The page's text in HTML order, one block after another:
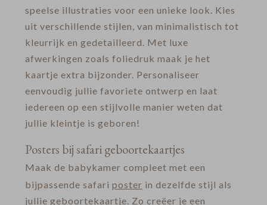
speelse illustraties voor een unieke look. Kies
uit verschillende stijlen, van minimalistisch tot
kleurrijk en gedetailleerd. Met luxe
afwerkingen zoals foliedruk maak je het
kaartje extra bijzonder. Personaliseer
eenvoudig jullie favoriete ontwerp en laat
iedereen op een stijlvolle manier weten dat
jullie kleintje is geboren!
Posters bij safari geboortekaartjes
Maak de babykamer compleet met een
bijpassende safari poster in dezelfde stijl als
jullie geboortekaartje. Zo creëer je een